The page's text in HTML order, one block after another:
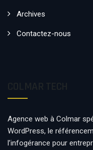
Archives
Contactez-nous
Agence web à Colmar
WordPress, le
l’infogérance pour